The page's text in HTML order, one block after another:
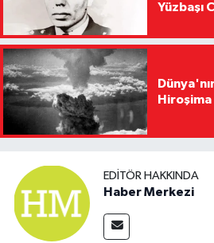
Yüzbaşı
Hiroşima
EDITÖR HAKKINDA
Haber Merkezi